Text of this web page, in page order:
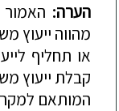
הערה: האמור
מהווה ייעוץ
או תחליף
קבלת ייעוץ
המותאם